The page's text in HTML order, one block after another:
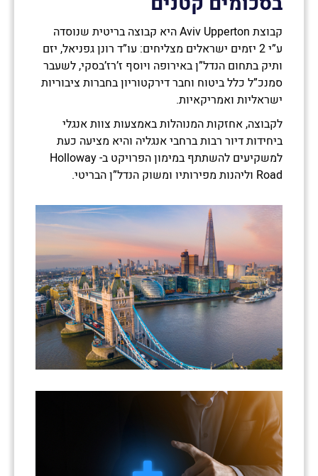
קבוצת Aviv Upperton היא קבוצה בריטית שנוסדה
ע”י 2 יזמים ישראלים מצליחים: עו”ד רונן גפניאל, יזם
ותיק בתחום הנדל”ן באירופה ויוסף ז’רז’בסקי, לשעבר
סמנכ”ל כלל ביטוח וחבר דירקטוריון בחברות ציבוריות
ישראליות ואמריקאיות.
לקבוצה, אחזקות המנוהלות באמצעות צוות אנגלי
ביחידות דיור רבות ברחבי אנגליה והיא מציעה כעת
למשקיעים להשתתף במימון הפרויקט ב- Holloway
Road וליהנות מפירותיו ומשוק הנדל”ן הבריטי.
נשמח לחזור אליכם ולספק לכם מידע
אודות
הזדמנויות ההשקעה הפתוחות כעת.